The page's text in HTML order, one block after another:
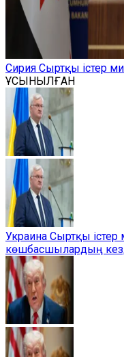
Сирия Сыртқы істер
ҰСЫНЫЛҒАН
Украина Сыртқы істер
көшбасшылардың